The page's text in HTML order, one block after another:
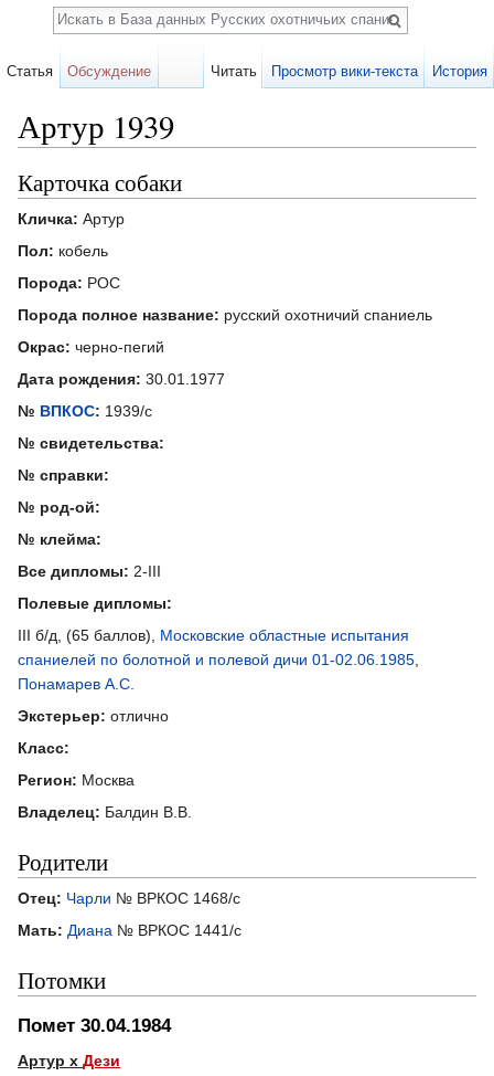
Артур 1939
Карточка собаки
Кличка: Артур
Пол: кобель
Порода: РОС
Порода полное название: русский охотничий спаниель
Окрас: черно-пегий
Дата рождения: 30.01.1977
№ ВПКОС: 1939/с
№ свидетельства:
№ справки:
№ род-ой:
№ клейма:
Все дипломы: 2-III
Полевые дипломы:
III б/д, (65 баллов), Московские областные испытания
спаниелей по болотной и полевой дичи 01-02.06.1985
Понамарев А.С.
Экстерьер: отлично
Класс:
Регион: Москва
Владелец: Балдин В.В.
Родители
Отец: Чарли № ВРКОС 1468/с
Мать: Диана № ВРКОС 1441/с
Потомки
Помет 30.04.1984
Артур х Дези
Статья Обсуждение Читать Просмотр вики-текста История
Поиск